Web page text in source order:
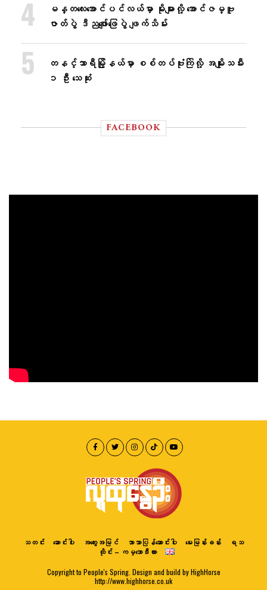
မန္တလေးအောင်ပင်လယ်မှာ မိုးများလို့ အောင်ဇမ္ဗူ
ဇာတ်ပွဲ ဒီညဖျော်ဖြေပွဲ ဖျက်သိမ်း
တနင်္သာရီမြို့နယ်မှာ စစ်တပ်ဗုံးကြဲလို့ အမျိုးသမီး
၁ ဦး သေဆုံး
FACEBOOK
သတင်း ဆောင်းပါး အတွေးအမြင် ဘာသာပြန်ဆောင်းပါး မေးမြန်းခန်း
ရသ
ထိုင်း – ကမ္ဘောဒီးယား
Copyright to People's Spring. Design and build by HighHorse
http://www.highhorse.co.uk